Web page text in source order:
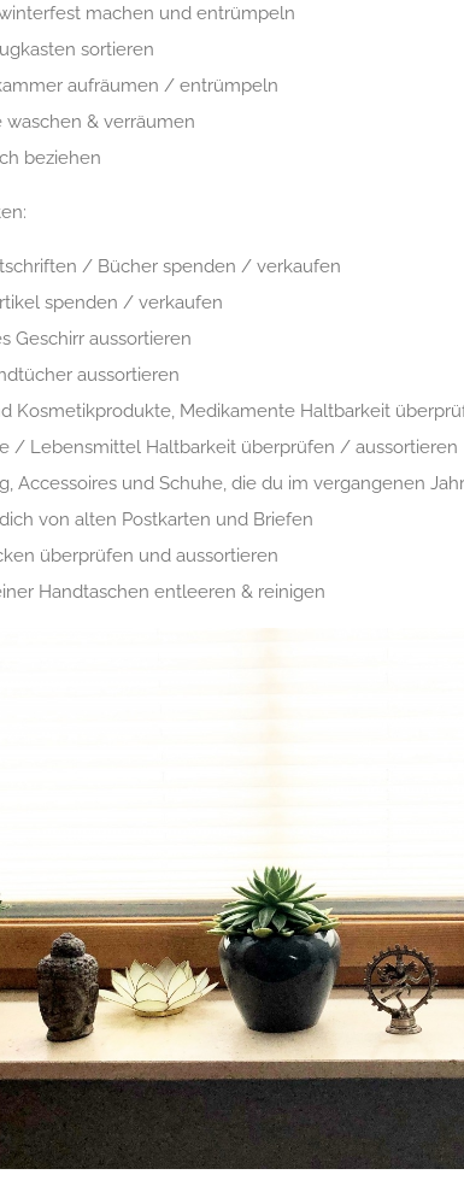
machen und entrümpeln
sortieren
aufräumen / entrümpeln
waschen & verräumen
beziehen
/ Bücher spenden / verkaufen
spenden / verkaufen
Geschirr aussortieren
aussortieren
Kosmetikprodukte, Medikamente Haltbarkeit
/ Lebensmittel Haltbarkeit überprüfen / aussortieren
Accessoires und Schuhe, die du im vergangenen
von alten Postkarten und Briefen
überprüfen und aussortieren
Handtaschen entleeren & reinigen